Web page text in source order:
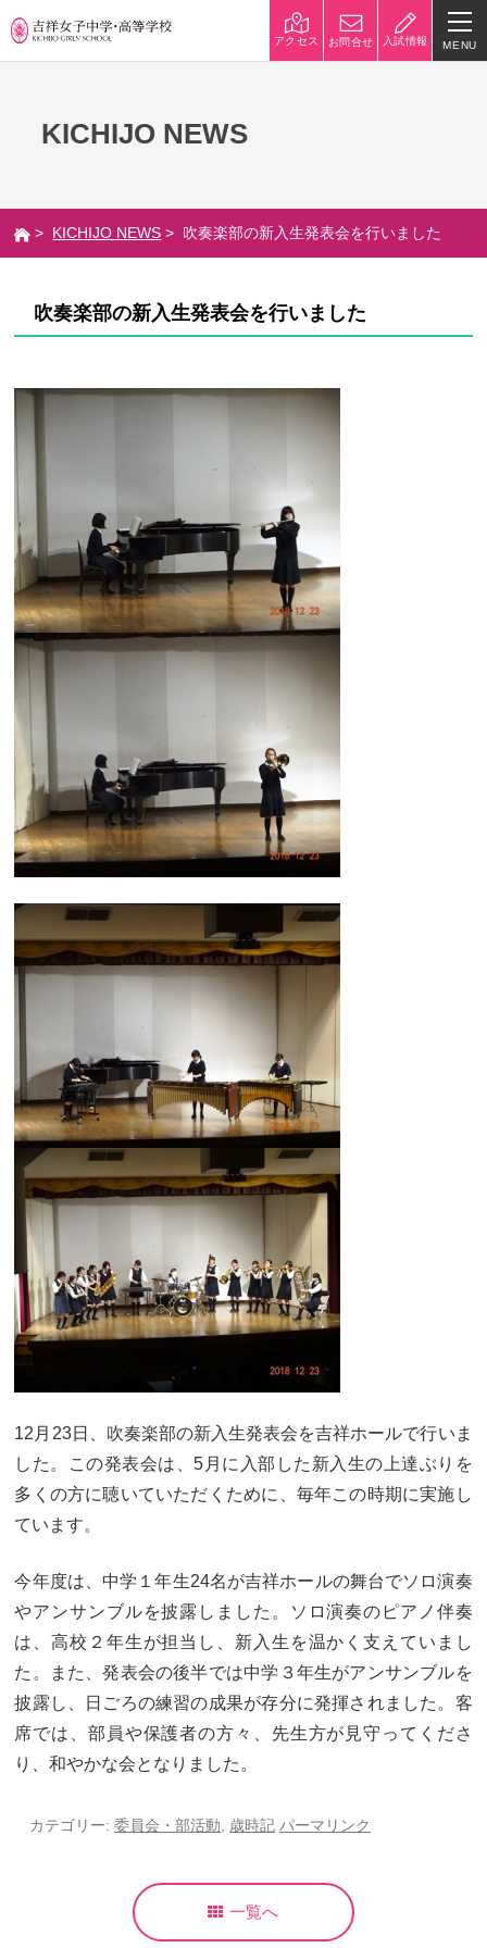
アクセス お問合せ 入試情報 MENU
校長挨拶
八王子キャンパス 学校規模
災害への対策 学校紹介動画
祥美会（保護者の会）・淑美
サポーターズサイト（寄付金
カリキュラム 授業、各教科の取り組み
補習・教養講座・公開講座・
高大連携・講習・勉強合宿
ライフスキルプログラム
芸術教育 課外授業
吉祥の一日 年間行事
委員会活動・部活動 学校生活Q&A
生徒居住地・通学時間
進路プログラム
卒業生の活躍
国際交流
国際交流行事 1年留学の制度
1年留学の留学先 本校の姉妹校・友好校
入試関連情報
学校説明会等イベント情報 デジタルパンフレット
募集要項
入試問題 入試Q&A
保護者の方へ
在校生の方へ
卒業生及び卒業生保護者の方へ
KICHIJO NEWS
アクセス
お問い合わせ 個人情報保護について
KICHIJO NEWS
> KICHIJO NEWS > 吹奏楽部の新入生発表会を行いました
吹奏楽部の新入生発表会を行いました
12月23日、吹奏楽部の新入生発表会を吉祥ホールで行いま
した。この発表会は、5月に入部した新入生の上達ぶりを
多くの方に聴いていただくために、毎年この時期に実施し
ています。
今年度は、中学１年生24名が吉祥ホールの舞台でソロ演奏
やアンサンブルを披露しました。ソロ演奏のピアノ伴奏
は、高校２年生が担当し、新入生を温かく支えていまし
た。また、発表会の後半では中学３年生がアンサンブルを
披露し、日ごろの練習の成果が存分に発揮されました。客
席では、部員や保護者の方々、先生方が見守ってくださ
り、和やかな会となりました。
カテゴリー:委員会・部活動, 歳時記 パーマリンク
一覧へ